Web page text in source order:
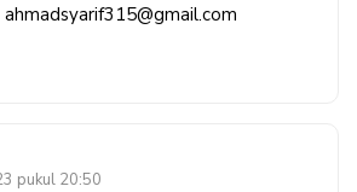
ahmadsyarif315@gmail.com
pukul 20:50